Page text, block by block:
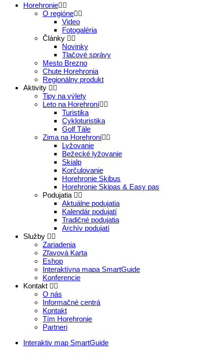
Horehronie
O regióne
Video
Fotogaléria
Články
Novinky
Tlačové správy
Mesto Brezno
Chute Horehronia
Regionálny produkt
Aktivity
Tipy na výlety
Leto na Horehroní
Turistika
Cykloturistika
Golf Tále
Zima na Horehroní
Lyžovanie
Bežecké lyžovanie
Skialp
Korčulovanie
Horehronie Skibus
Horehronie Skipas & Easy pas
Podujatia
Aktuálne podujatia
Kalendár podujatí
Tradičné podujatia
Archív podujatí
Služby
Zariadenia
Zľavová Karta
Eshop
Interaktívna mapa SmartGuide
Konferencie
Kontakt
O nás
Informačné centrá
Kontakt
Tím Horehronie
Partneri
Interaktiv map SmartGuide